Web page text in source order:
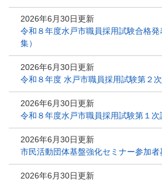
2026年6月30日更新
令和８年度水戸市職員採用試験合格
集）
2026年6月30日更新
令和８年度 水戸市職員採用試験第２
2026年6月30日更新
令和８年度水戸市職員採用試験第１次
2026年6月30日更新
市民活動団体基盤強化セミナー参加者
2026年6月30日更新